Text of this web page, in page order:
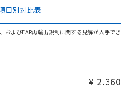
する可能性があります。
目別対比表
およびEAR再輸出規制に関する見解が入手でき
¥ 2,360